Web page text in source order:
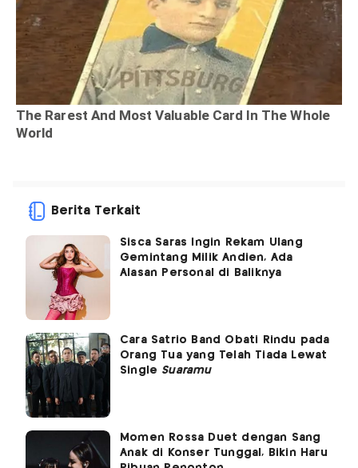
Berita Terkait
Sisca Saras Ingin Rekam Ulang
Gemintang Milik Andien, Ada
Alasan Personal di Baliknya
Cara Satrio Band Obati Rindu pada
Orang Tua yang Telah Tiada Lewat
Single Suaramu
Momen Rossa Duet dengan Sang
Anak di Konser Tunggal, Bikin Haru